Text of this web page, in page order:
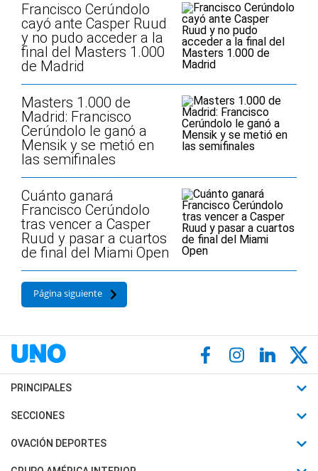
Francisco Cerúndolo
cayó ante Casper Ruud
y no pudo acceder a la
final del Masters 1.000
de Madrid
Masters 1.000 de
Madrid: Francisco
Cerúndolo le ganó a
Mensik y se metió en
las semifinales
Cuánto ganará
Francisco Cerúndolo
tras vencer a Casper
Ruud y pasar a cuartos
de final del Miami Open
Página siguiente
PRINCIPALES
Últimas Noticias
Política
SECCIONES
Horóscopo
Motores
OVACIÓN DEPORTES